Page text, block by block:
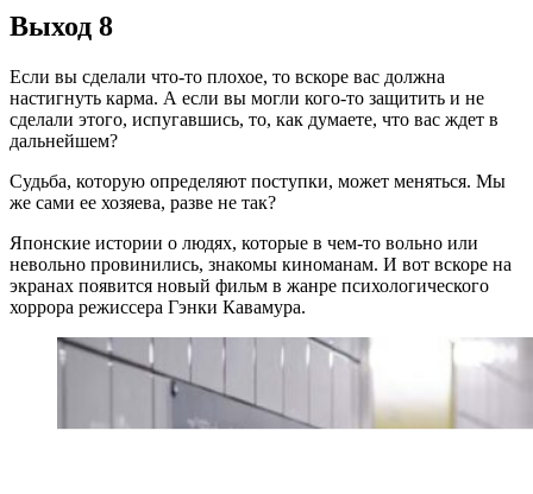
Выход 8
Если вы сделали что-то плохое, то вскоре вас должна
настигнуть карма. А если вы могли кого-то защитить и не
сделали этого, испугавшись, то, как думаете, что вас ждет в
дальнейшем?
Судьба, которую определяют поступки, может меняться. Мы
же сами ее хозяева, разве не так?
Японские истории о людях, которые в чем-то вольно или
невольно провинились, знакомы киноманам. И вот вскоре на
экранах появится новый фильм в жанре психологического
хоррора режиссера Гэнки Кавамура.